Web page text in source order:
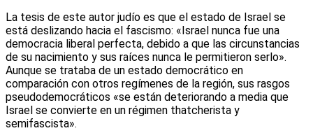
La tesis de este autor judío es que el estado de Israel se
está deslizando hacia el fascismo: «Israel nunca fue una
democracia liberal perfecta, debido a que las circunstancias
de su nacimiento y sus raíces nunca le permitieron serlo».
Aunque se trataba de un estado democrático en
comparación con otros regímenes de la región, sus rasgos
pseudodemocráticos «se están deteriorando a media que
Israel se convierte en un régimen thatcherista y
semifascista».